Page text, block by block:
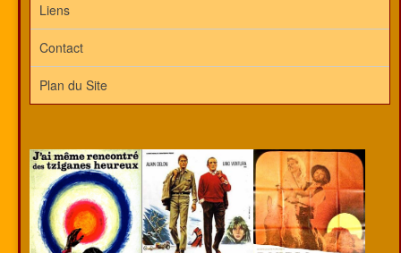
Liens
Contact
Plan du Site